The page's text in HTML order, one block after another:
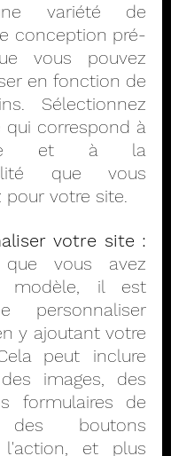
variété de
conception pré-
vous pouvez
en fonction de
Sélectionnez
qui correspond à
et à la
que vous
pour votre site.
votre site :
vous avez
modèle, il est
personnaliser
y ajoutant votre
peut inclure
images, des
formulaires de
des boutons
et plus